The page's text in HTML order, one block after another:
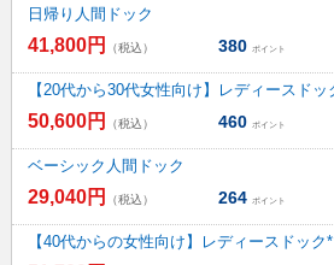
日帰り人間ドック
41,800円 （税込） 380 ポイント
【20代から30代女性向け】レディースド
50,600円 （税込） 460 ポイント
ベーシック人間ドック
29,040円 （税込） 264 ポイント
【40代からの女性向け】レディースドッ